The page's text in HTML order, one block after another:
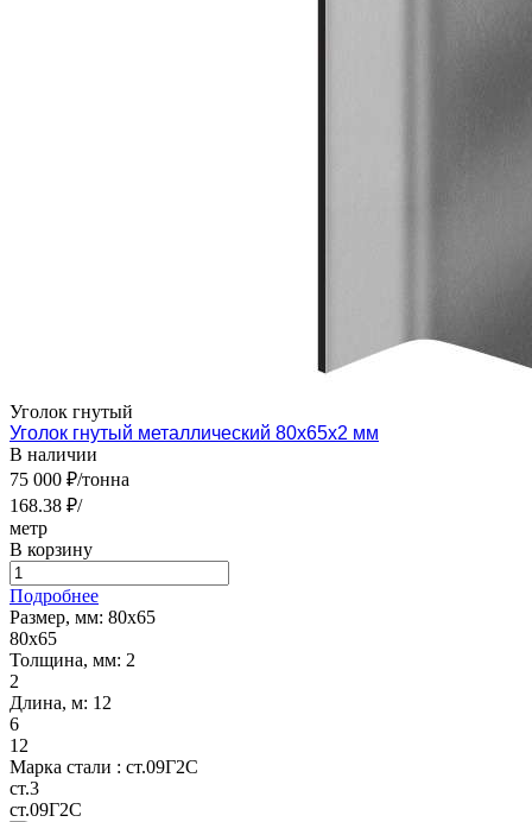
Уголок гнутый
Уголок гнутый металлический 80х65х2 мм
В наличии
75 000 ₽/тонна
168.38 ₽/
метр
В корзину
Подробнее
Размер, мм: 80х65
80х65
Толщина, мм: 2
2
Длина, м: 12
6
12
Марка стали : ст.09Г2С
ст.3
ст.09Г2С